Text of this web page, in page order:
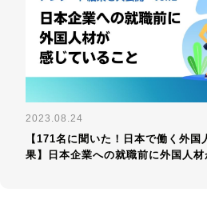
2023.08.24
【171名に聞いた！日本で働く外
果】日本企業への就職前に外国人材